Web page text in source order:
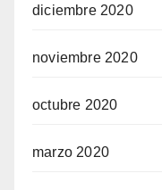
diciembre 2020
noviembre 2020
octubre 2020
marzo 2020